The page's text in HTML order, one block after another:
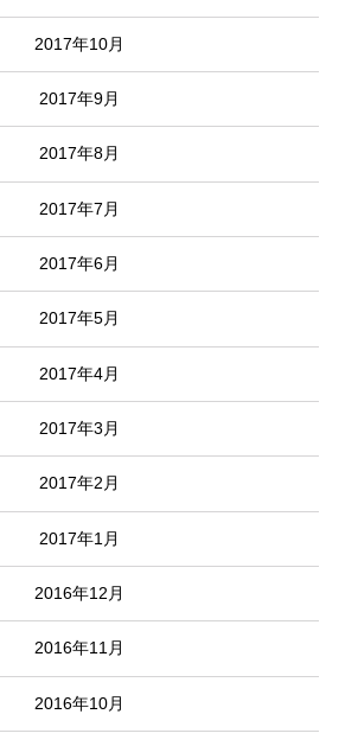
2017年10月
2017年9月
2017年8月
2017年7月
2017年6月
2017年5月
2017年4月
2017年3月
2017年2月
2017年1月
2016年12月
2016年11月
2016年10月